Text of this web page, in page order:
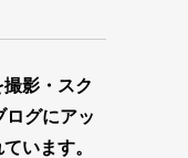
影・スク
ログにアッ
います。